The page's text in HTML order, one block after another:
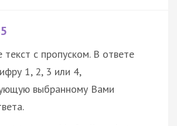
текст с пропуском. В ответе
1, 2, 3 или 4,
выбранному Вами